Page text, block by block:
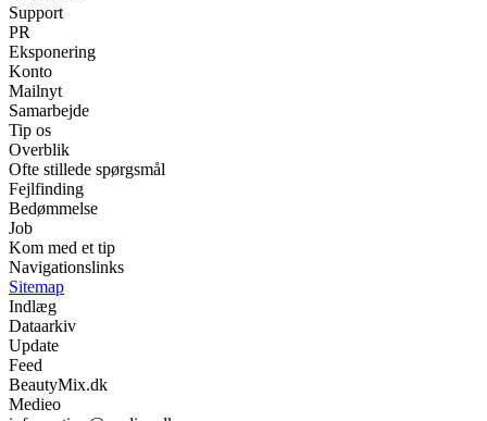
Support
PR
Eksponering
Konto
Mailnyt
Samarbejde
Tip os
Overblik
Ofte stillede spørgsmål
Fejlfinding
Bedømmelse
Job
Kom med et tip
Navigationslinks
Sitemap
Indlæg
Dataarkiv
Update
Feed
BeautyMix.dk
Medieo